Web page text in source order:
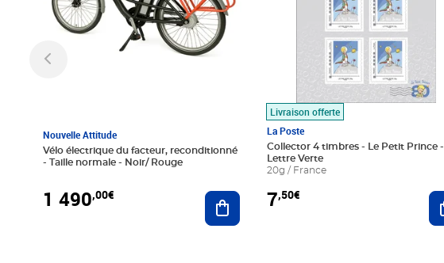
Nouvelle Attitude
Vélo électrique du facteur, reconditionné
- Taille normale - Noir/ Rouge
1 490,00€ Ajouter au panier
Livraison offerte
La Poste
Collector 4 timbres - Le Petit Prince -
Lettre Verte
20g / France
7,50€